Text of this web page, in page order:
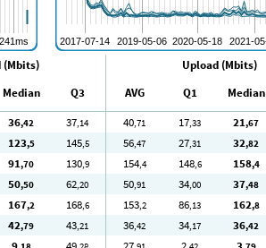
(Mbits) Upload (Mbits)
Median Q3 AVG Q1 Median
36,42 37,14 40,71 17,33 21,67
123,5 145,5 56,47 27,31 32,82
91,70 130,9 154,4 148,6 158,4
50,50 62,20 50,91 34,00 37,48
167,2 168,6 153,2 86,13 162,8
42,79 43,21 36,42 34,17 36,42